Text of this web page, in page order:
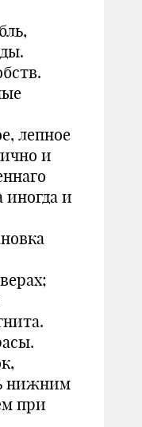
лепное
и
и
нижним
при